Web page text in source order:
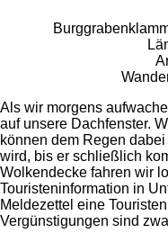
Als wir morgens
auf unsere Dachfenster.
können dem Regen
wird, bis er schließlich
Wolkendecke fahren wir
Touristeninformation in
Meldezettel eine
Vergünstigungen sind